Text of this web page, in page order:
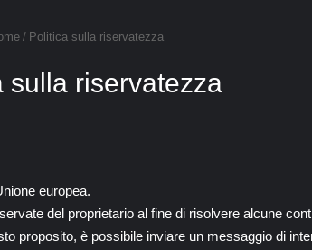
/ Politica sulla riservatezza
sulla riservatezza
europea.
del proprietario al fine di risolvere alcune
proposito, è possibile inviare un messaggio di